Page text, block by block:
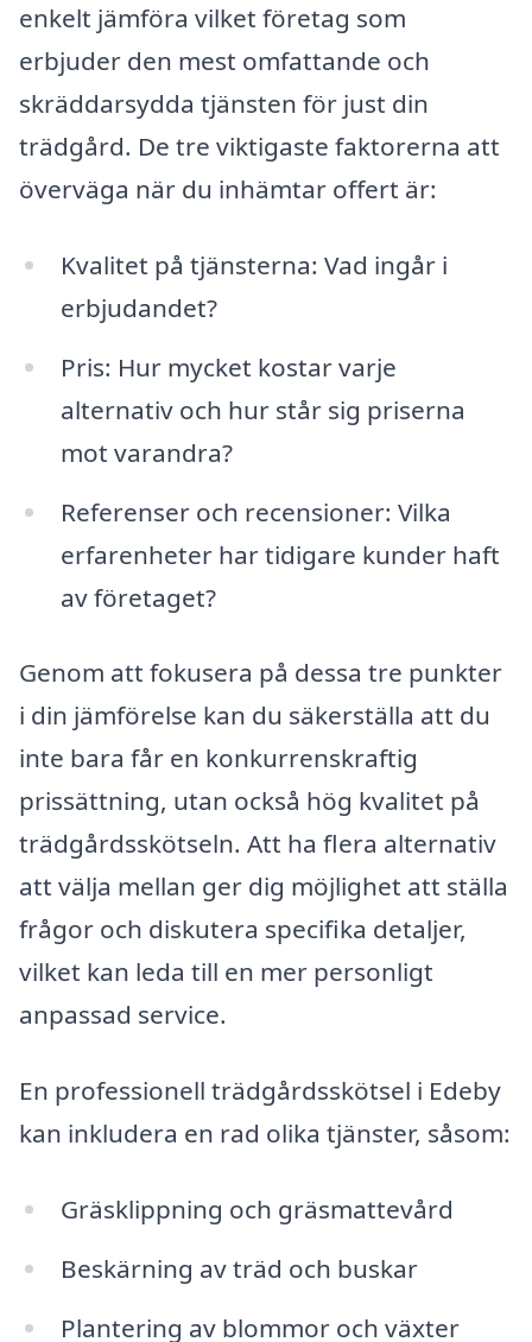
enkelt jämföra vilket företag som
erbjuder den mest omfattande och
skräddarsydda tjänsten för just din
trädgård. De tre viktigaste faktorerna att
överväga när du inhämtar offert är:
Kvalitet på tjänsterna: Vad ingår i
erbjudandet?
Pris: Hur mycket kostar varje
alternativ och hur står sig priserna
mot varandra?
Referenser och recensioner: Vilka
erfarenheter har tidigare kunder haft
av företaget?
Genom att fokusera på dessa tre punkter
i din jämförelse kan du säkerställa att du
inte bara får en konkurrenskraftig
prissättning, utan också hög kvalitet på
trädgårdsskötseln. Att ha flera alternativ
att välja mellan ger dig möjlighet att ställa
frågor och diskutera specifika detaljer,
vilket kan leda till en mer personligt
anpassad service.
En professionell trädgårdsskötsel i Edeby
kan inkludera en rad olika tjänster, såsom:
Gräsklippning och gräsmattevård
Beskärning av träd och buskar
Plantering av blommor och växter